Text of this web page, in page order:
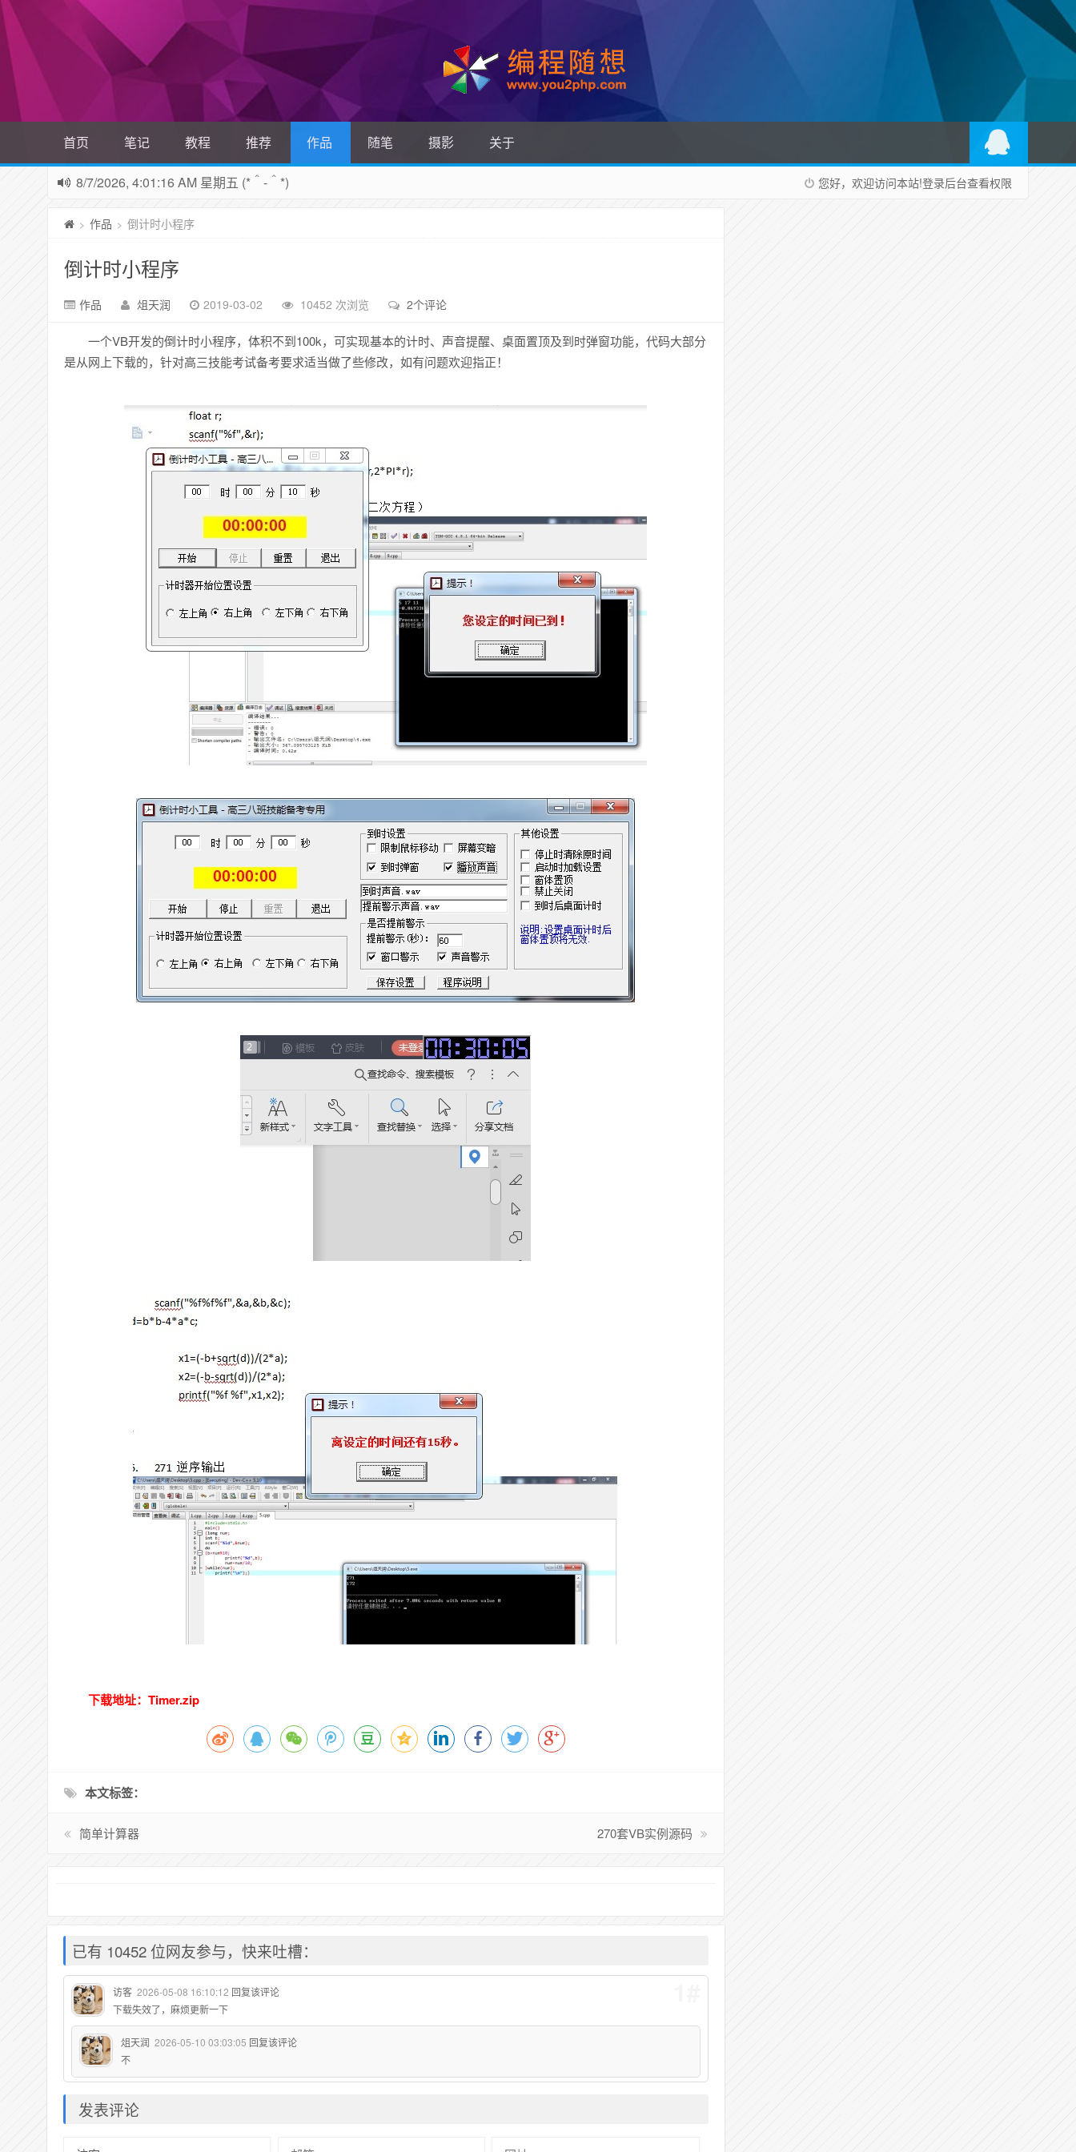
首页 笔记 教程 推荐 作品 随笔 摄影 关于
您好，欢迎访问本站!登录后台查看权限
8/7/2026, 4:01:17 AM 星期五 (*＾-＾*)
> 作品 > 倒计时小程序
倒计时小程序
作品 俎天润 2019-03-02 10452 次浏览 2个评论
一个VB开发的倒计时小程序，体积不到100k，可实现基本的计时、声音提醒、桌面置顶及到时弹窗功能，代码大部分
是从网上下载的，针对高三技能考试备考要求适当做了些修改，如有问题欢迎指正！
下载地址：Timer.zip
本文标签：
简单计算器 270套VB实例源码
已有 10452 位网友参与，快来吐槽：
访客 2026-05-08 16:10:12 回复该评论
下载失效了，麻烦更新一下
俎天润 2026-05-10 03:03:05 回复该评论
不
发表评论